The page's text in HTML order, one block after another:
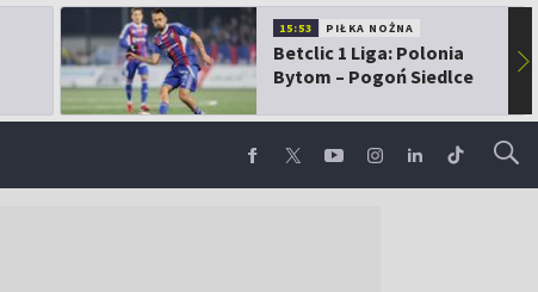
15:53 PIŁKA NOŻNA
Betclic 1 Liga: Polonia
Bytom – Pogoń Siedlce
▶